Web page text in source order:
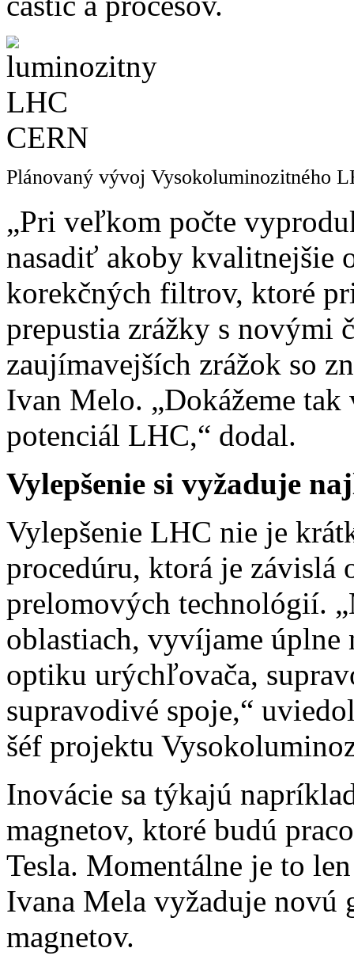
Plánovaný vývoj Vysokoluminozitného
„Pri veľkom počte
nasadiť akoby kvalitnejšie
korekčných filtrov, ktoré
prepustia zrážky s novými
zaujímavejších zrážok so
Ivan Melo. „Dokážeme
potenciál LHC,“ dodal.
Vylepšenie si vyžaduje
Vylepšenie LHC nie je
procedúru, ktorá je závislá
prelomových technológií.
oblastiach, vyvíjame úplne
optiku urýchľovača,
supravodivé spoje,“
šéf projektu
Inovácie sa týkajú
magnetov, ktoré budú
Tesla. Momentálne je to
Ivana Mela vyžaduje novú
magnetov.